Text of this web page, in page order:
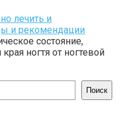
лечить и
и рекомендации
состояние,
ногтя от ногтевой
Поиск